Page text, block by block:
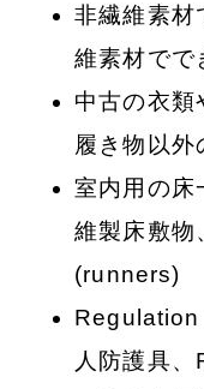
非繊維素材
維素材でで
中古の衣類
履き物以外
室内用の床
維製床敷物
(runners)
Regulation
人防護具